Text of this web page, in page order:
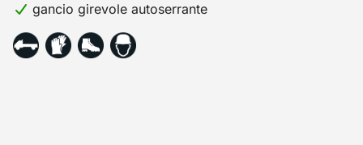
gancio girevole autoserrante